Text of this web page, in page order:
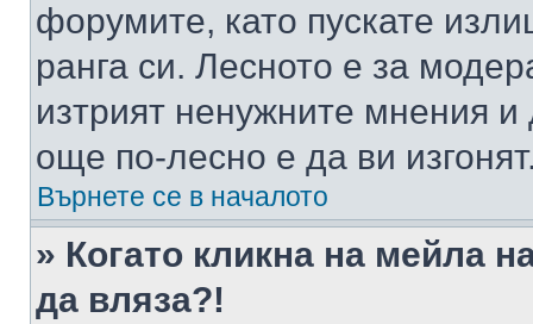
форумите, като пускате
ранга си. Лесното е за
изтрият ненужните мнения
още по-лесно е да ви
Върнете се в началото
» Когато кликна на мейла
да вляза?!